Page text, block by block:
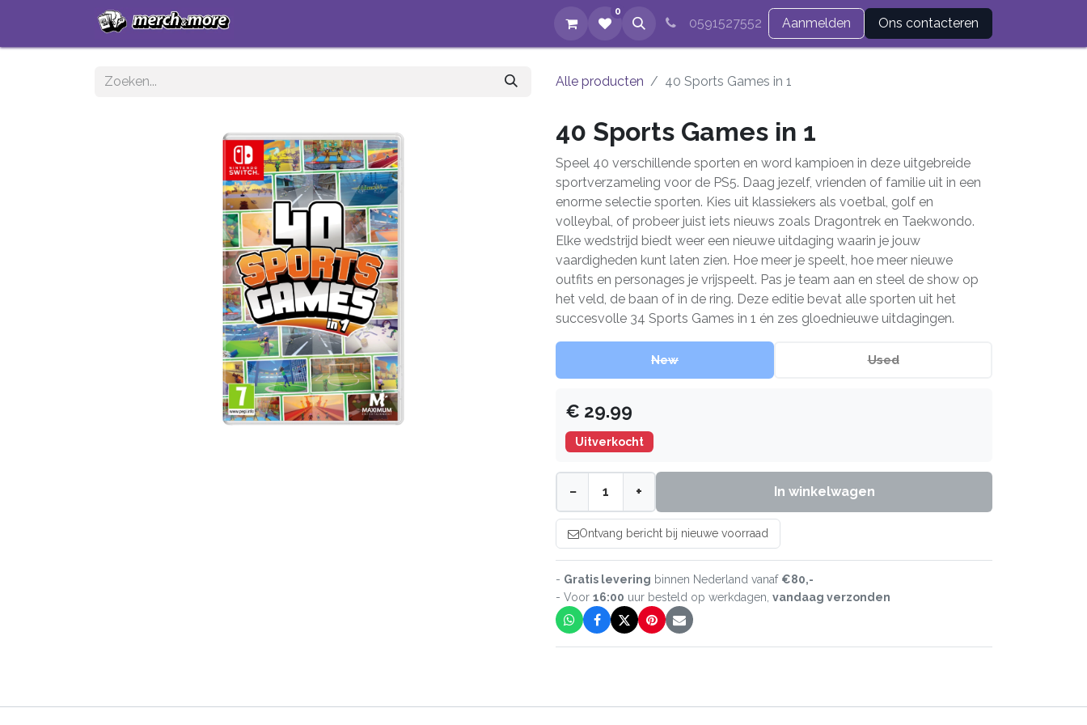
Over ons Reparaties
0
0591527552 Aanmelden Ons contacteren
Alle producten 40 Sports Games in 1
40 Sports Games in 1
Speel 40 verschillende sporten en word kampioen in deze uitgebreide
sportverzameling voor de PS5. Daag jezelf, vrienden of familie uit in een
enorme selectie sporten. Kies uit klassiekers als voetbal, golf en
volleybal, of probeer juist iets nieuws zoals Dragontrek en Taekwondo.
Elke wedstrijd biedt weer een nieuwe uitdaging waarin je jouw
vaardigheden kunt laten zien. Hoe meer je speelt, hoe meer nieuwe
outfits en personages je vrijspeelt. Pas je team aan en steel de show op
het veld, de baan of in de ring. Deze editie bevat alle sporten uit het
succesvolle 34 Sports Games in 1 én zes gloednieuwe uitdagingen.
New Used
€ 29.99
Uitverkocht
− + In winkelwagen
Ontvang bericht bij nieuwe voorraad
- Gratis levering binnen Nederland vanaf €80,-
- Voor 16:00 uur besteld op werkdagen, vandaag verzonden